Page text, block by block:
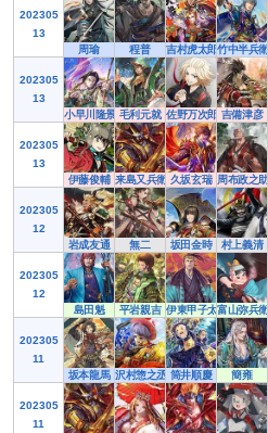
202305
13
周瑜
程普 吉村虎太郎竹中半兵衛
202305
13
小早川隆景 毛利元就 佐野万次郎 吉備津彦
202305
13
伊藤俊輔 来島又兵衛 久坂玄瑞 周布政之助
202305
12
岩成友通
無二 坂田金時 村上義清
202305
12
島田魁
平岩親吉 伊東甲子太郎富山弥兵衛
202305
11
坂本龍馬 沢村惣之丞 筒井順慶 簡雍
202305
11